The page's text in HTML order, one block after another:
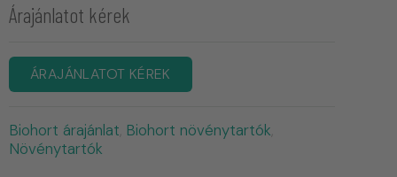
Árajánlatot kérek
ÁRAJÁNLATOT KÉREK
Biohort árajánlat Biohort növénytartók
Növénytartók